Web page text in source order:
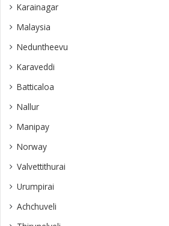
Karainagar
Malaysia
Neduntheevu
Karaveddi
Batticaloa
Nallur
Manipay
Norway
Valvettithurai
Urumpirai
Achchuveli